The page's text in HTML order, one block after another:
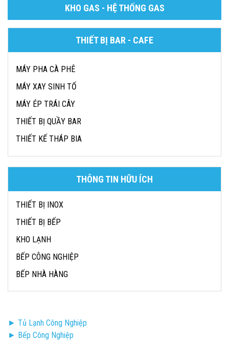
KHO GAS - HỆ THỐNG GAS
THIẾT BỊ BAR - CAFE
MÁY PHA CÀ PHÊ
MÁY XAY SINH TỐ
MÁY ÉP TRÁI CÂY
THIẾT BỊ QUẦY BAR
THIẾT KẾ THÁP BIA
THÔNG TIN HỮU ÍCH
THIẾT BỊ INOX
THIẾT BỊ BẾP
KHO LẠNH
BẾP CÔNG NGHIỆP
BẾP NHÀ HÀNG
► Tủ Lạnh Công Nghiệp
► Bếp Công Nghiệp